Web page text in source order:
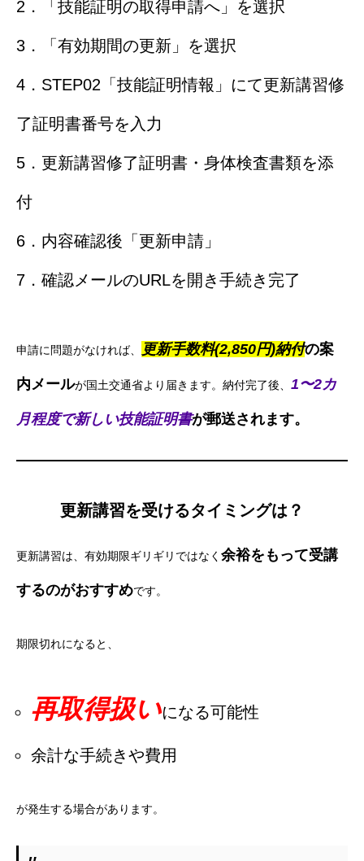
2．「技能証明の取得申請へ」を選択
3．「有効期間の更新」を選択
4．STEP02「技能証明情報」にて更新講習修
了証明書番号を入力
5．更新講習修了証明書・身体検査書類を添
付
6．内容確認後「更新申請」
7．確認メールのURLを開き手続き完了
申請に問題がなければ、 更新手数料(2,850円)納付の案
内メールが国土交通省より届きます。納付完了後、 1〜2カ
月程度で新しい技能証明書が郵送されます。
更新講習を受けるタイミングは？
更新講習は、有効期限ギリギリではなく 余裕をもって受講
するのがおすすめです。
期限切れになると、
再取得扱いになる可能性
余計な手続きや費用
が発生する場合があります。